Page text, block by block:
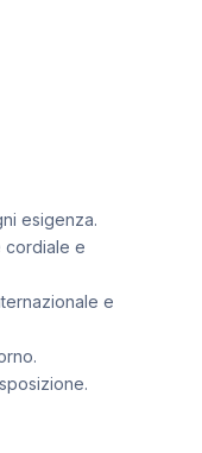
esigenza.
cordiale e
e